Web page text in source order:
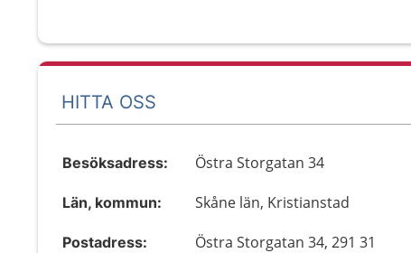
HITTA OSS
Besöksadress: Östra Storgatan 34
Län, kommun: Skåne län, Kristianstad
Postadress:
Östra Storgatan 34, 291 31